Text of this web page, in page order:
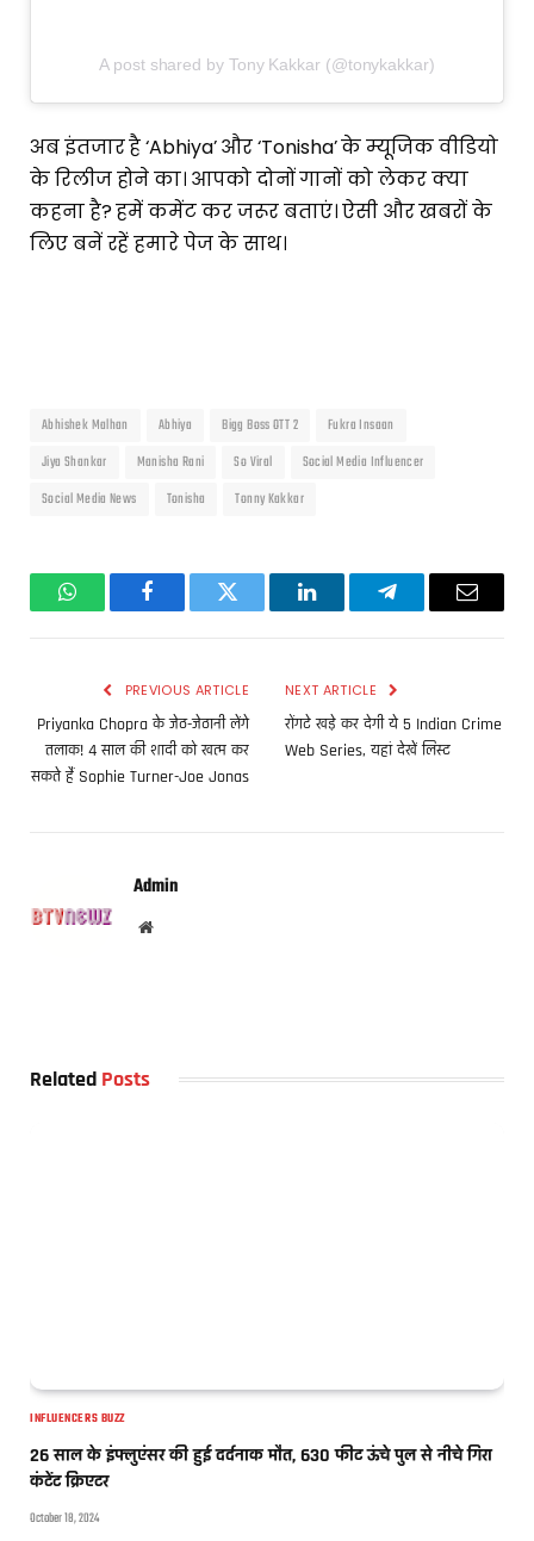
A post shared by Tony Kakkar (@tonykakkar)
अब इंतजार है ‘Abhiya’ और ‘Tonisha’ के म्यूजिक वीडियो
के रिलीज होने का। आपको दोनों गानों को लेकर क्या
कहना है? हमें कमेंट कर जरूर बताएं। ऐसी और खबरों के
लिए बनें रहें हमारे पेज के साथ।
Abhishek Malhan Abhiya Bigg Boss OTT 2
Fukra Insaan
Jiya Shankar
Manisha Rani So Viral
Social Media Influencer
Social Media News
Tonisha Tonny Kakkar
WhatsAppFacebookTwitter LinkedInTelegramEmail
PREVIOUS ARTICLE
Priyanka Chopra के जेठ-जेठानी लेंगे
तलाक! 4 साल की शादी को खत्म कर
सकते हैं Sophie Turner-Joe Jonas
NEXT ARTICLE
रोंगटे खड़े कर देगी ये 5 Indian Crime
Web Series, यहां देखें लिस्ट
Admin
Website
Related Posts
INFLUENCERS BUZZ
26 साल के इंफ्लुएंसर की हुई दर्दनाक मौत, 630 फीट ऊंचे पुल से नीचे गिरा
कंटेंट क्रिएटर
October 18, 2024